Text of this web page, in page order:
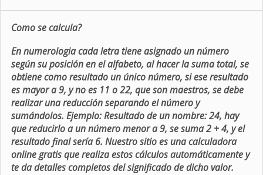
Como se calcula?
En numerologia cada letra tiene asignado un número
según su posición en el alfabeto, al hacer la suma total, se
obtiene como resultado un único número, si ese resultado
es mayor a 9, y no es 11 o 22, que son maestros, se debe
realizar una reducción separando el número y
sumándolos. Ejemplo: Resultado de un nombre: 24, hay
que reducirlo a un número menor a 9, se suma 2 + 4, y el
resultado final sería 6. Nuestro sitio es una calculadora
online gratis que realiza estos cálculos automáticamente y
te da detalles completos del significado de dicho valor.